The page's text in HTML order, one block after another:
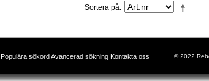
Sortera på
Populära sökordAvancerad sökning Kontakta oss © 2022